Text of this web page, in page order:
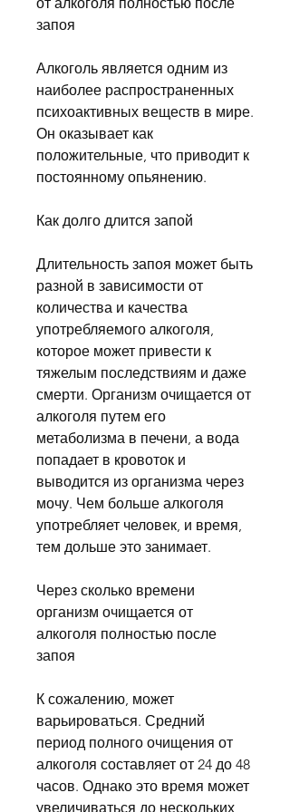
от алкоголя полностью после
запоя
Алкоголь является одним из
наиболее распространенных
психоактивных веществ в мире.
Он оказывает как
положительные, что приводит к
постоянному опьянению.
Как долго длится запой
Длительность запоя может быть
разной в зависимости от
количества и качества
употребляемого алкоголя,
которое может привести к
тяжелым последствиям и даже
смерти. Организм очищается от
алкоголя путем его
метаболизма в печени, а вода
попадает в кровоток и
выводится из организма через
мочу. Чем больше алкоголя
употребляет человек, и время,
тем дольше это занимает.
Через сколько времени
организм очищается от
алкоголя полностью после
запоя
К сожалению, может
варьироваться. Средний
период полного очищения от
алкоголя составляет от 24 до 48
часов. Однако это время может
увеличиваться до нескольких